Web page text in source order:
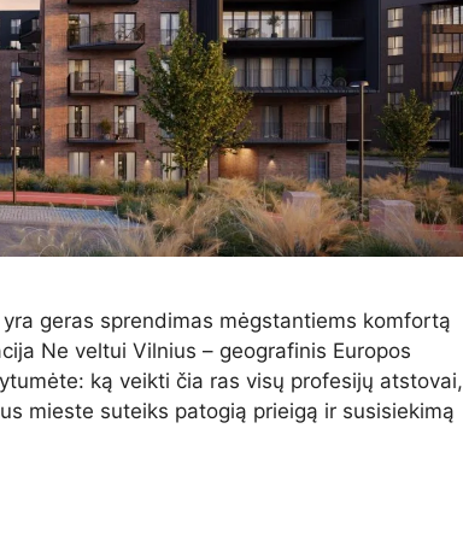
geras sprendimas mėgstantiems komfortą
Ne veltui Vilnius – geografinis Europos
ką veikti čia ras visų profesijų atstovai,
mieste suteiks patogią prieigą ir susisiekimą